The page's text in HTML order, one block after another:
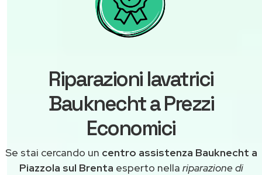
Riparazioni lavatrici
Bauknecht a Prezzi
Economici
Se stai cercando un centro assistenza Bauknecht a
Piazzola sul Brenta esperto nella riparazione di